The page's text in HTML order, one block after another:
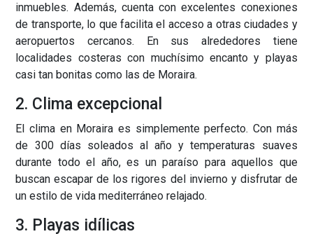
inmuebles. Además, cuenta con excelentes conexiones
de transporte, lo que facilita el acceso a otras ciudades y
aeropuertos cercanos. En sus alrededores tiene
localidades costeras con muchísimo encanto y playas
casi tan bonitas como las de Moraira.
2. Clima excepcional
El clima en Moraira es simplemente perfecto. Con más
de 300 días soleados al año y temperaturas suaves
durante todo el año, es un paraíso para aquellos que
buscan escapar de los rigores del invierno y disfrutar de
un estilo de vida mediterráneo relajado.
3. Playas idílicas